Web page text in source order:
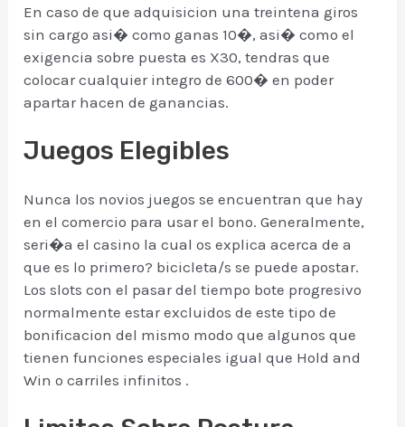
En caso de que adquisicion una treintena giros
sin cargo asi� como ganas 10�, asi� como el
exigencia sobre puesta es X30, tendras que
colocar cualquier integro de 600� en poder
apartar hacen de ganancias.
Juegos Elegibles
Nunca los novios juegos se encuentran que hay
en el comercio para usar el bono. Generalmente,
seri�a el casino la cual os explica acerca de a
que es lo primero? bicicleta/s se puede apostar.
Los slots con el pasar del tiempo bote progresivo
normalmente estar excluidos de este tipo de
bonificacion del mismo modo que algunos que
tienen funciones especiales igual que Hold and
Win o carriles infinitos .